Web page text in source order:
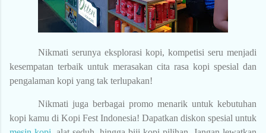
Nikmati serunya eksplorasi kopi, kompetisi seru menjadi
kesempatan terbaik untuk merasakan cita rasa kopi spesial dan
pengalaman kopi yang tak terlupakan!
Nikmati juga berbagai promo menarik untuk kebutuhan
kopi kamu di Kopi Fest Indonesia! Dapatkan diskon spesial untuk